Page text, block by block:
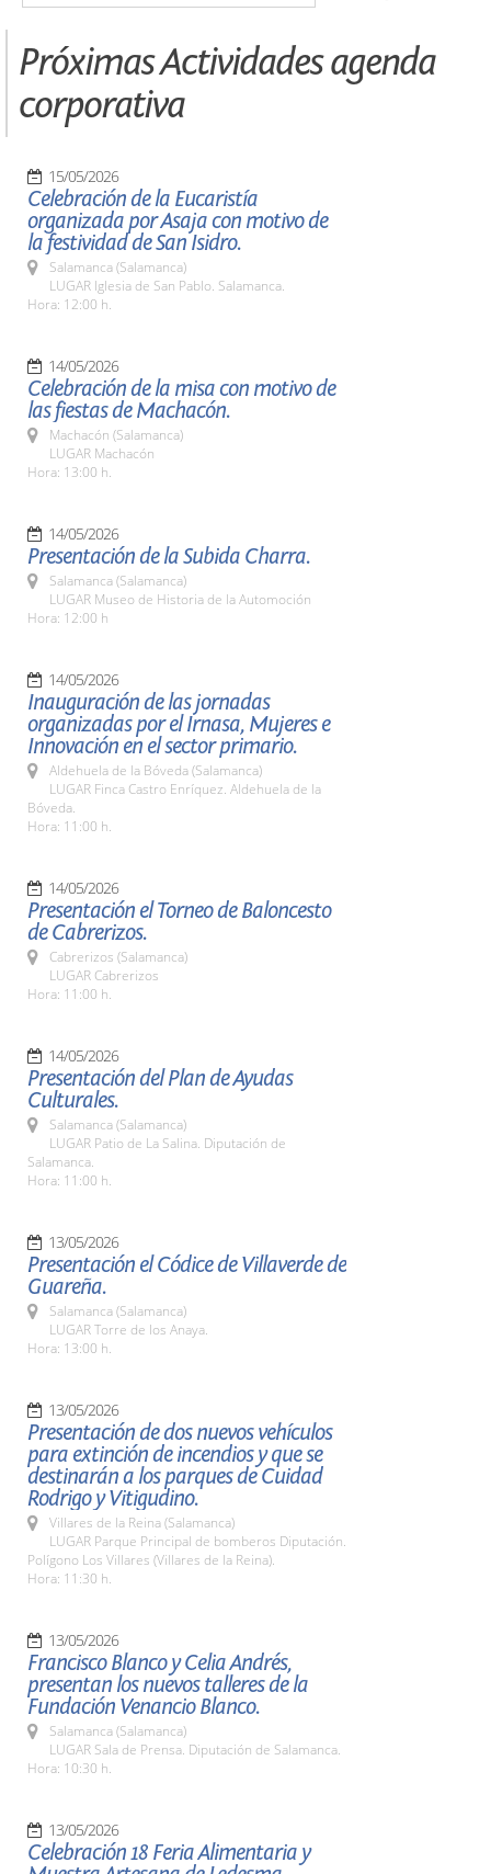
Próximas Actividades agenda
corporativa
15/05/2026
Celebración de la Eucaristía
organizada por Asaja con motivo de
la festividad de San Isidro.
Salamanca (Salamanca)
LUGAR Iglesia de San Pablo. Salamanca.
Hora: 12:00 h.
14/05/2026
Celebración de la misa con motivo de
las fiestas de Machacón.
Machacón (Salamanca)
LUGAR Machacón
Hora: 13:00 h.
14/05/2026
Presentación de la Subida Charra.
Salamanca (Salamanca)
LUGAR Museo de Historia de la Automoción
Hora: 12:00 h
14/05/2026
Inauguración de las jornadas
organizadas por el Irnasa, Mujeres e
Innovación en el sector primario.
Aldehuela de la Bóveda (Salamanca)
LUGAR Finca Castro Enríquez. Aldehuela de la
Bóveda.
Hora: 11:00 h.
14/05/2026
Presentación el Torneo de Baloncesto
de Cabrerizos.
Cabrerizos (Salamanca)
LUGAR Cabrerizos
Hora: 11:00 h.
14/05/2026
Presentación del Plan de Ayudas
Culturales.
Salamanca (Salamanca)
LUGAR Patio de La Salina. Diputación de
Salamanca.
Hora: 11:00 h.
13/05/2026
Presentación el Códice de Villaverde de
Guareña.
Salamanca (Salamanca)
LUGAR Torre de los Anaya.
Hora: 13:00 h.
13/05/2026
Presentación de dos nuevos vehículos
para extinción de incendios y que se
destinarán a los parques de Cuidad
Rodrigo y Vitigudino.
Villares de la Reina (Salamanca)
LUGAR Parque Principal de bomberos Diputación.
Polígono Los Villares (Villares de la Reina).
Hora: 11:30 h.
13/05/2026
Francisco Blanco y Celia Andrés,
presentan los nuevos talleres de la
Fundación Venancio Blanco.
Salamanca (Salamanca)
LUGAR Sala de Prensa. Diputación de Salamanca.
Hora: 10:30 h.
13/05/2026
Celebración 18 Feria Alimentaria y